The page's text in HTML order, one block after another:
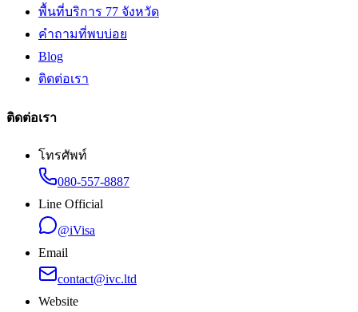
พื้นที่บริการ 77 จังหวัด
คำถามที่พบบ่อย
Blog
ติดต่อเรา
ติดต่อเรา
โทรศัพท์
080-557-8887
Line Official
@iVisa
Email
contact@ivc.ltd
Website